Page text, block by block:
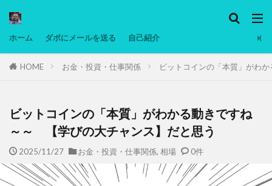
ホーム ダボにメールを送る 自己紹介
HOME お金・投資・仕事関係 ビットコインの「本質」がわ
ビットコインの「本質」がわかる動きですね
～～ 【学びの大チャンス】だと思う
2025/11/27 お金・投資・仕事関係, 相場 0件
タグ
マレーシア動画
ヨーグルト
低温調理・スロークッカー
低糖質ダイエット
備忘録
動画 日本人村社会 脱水シート
検索